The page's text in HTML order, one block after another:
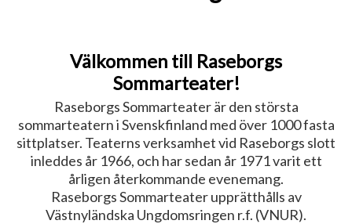
Välkommen till Raseborgs
Sommarteater!
Raseborgs Sommarteater är den största
sommarteatern i Svenskfinland med över 1000 fasta
sittplatser. Teaterns verksamhet vid Raseborgs slott
inleddes år 1966, och har sedan år 1971 varit ett
årligen återkommande evenemang.
Raseborgs Sommarteater upprätthålls av
Västnyländska Ungdomsringen r.f. (VNUR).